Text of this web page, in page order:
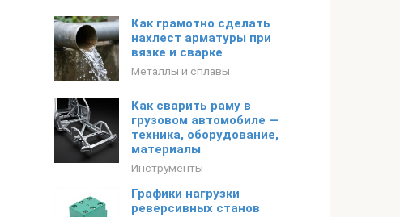
Как грамотно сделать
нахлест арматуры при
вязке и сварке
Металлы и сплавы
Как сварить раму в
грузовом автомобиле —
техника, оборудование,
материалы
Инструменты
Графики нагрузки
реверсивных станов